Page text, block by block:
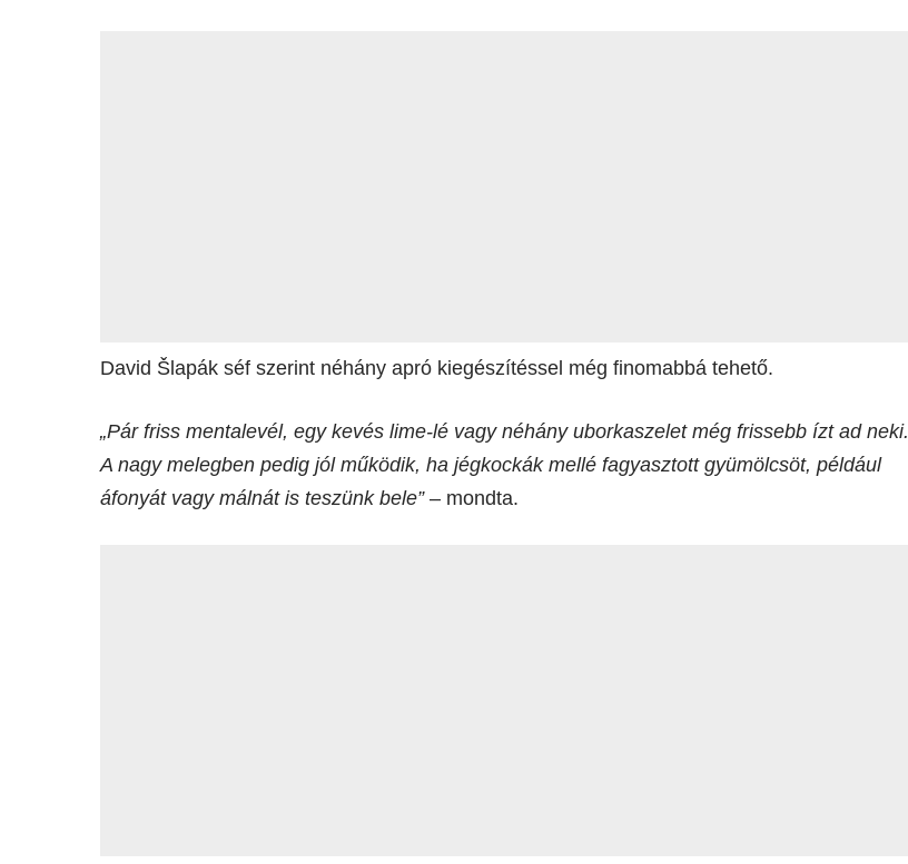
David Šlapák séf szerint néhány apró kiegészítéssel még finomabbá tehető.
„Pár friss mentalevél, egy kevés lime-lé vagy néhány uborkaszelet még frissebb ízt ad neki.
A nagy melegben pedig jól működik, ha jégkockák mellé fagyasztott gyümölcsöt, például
áfonyát vagy málnát is teszünk bele”– mondta.